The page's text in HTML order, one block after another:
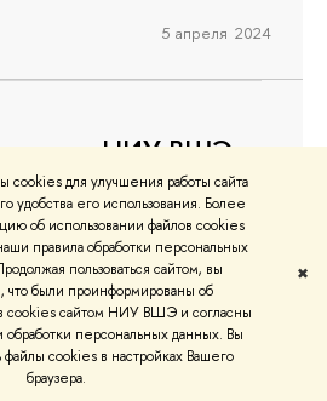
cookies для улучшения работы сайта
его использования. Более
об использовании файлов cookies
правила обработки персональных
пользоваться сайтом, вы
что были проинформированы об
cookies сайтом НИУ ВШЭ и согласны
персональных данных. Вы
cookies в настройках Вашего
браузера.
✖
5 апреля 2024
в НИУ ВШЭ
10-летие
наук
состоялось 28
Центра культур НИУ ВШЭ.
не только сотрудники,
факультета, но и
представители компаний-